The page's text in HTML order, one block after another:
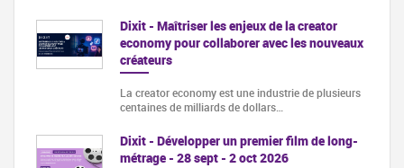
Dixit - Maîtriser les enjeux de la creator
economy pour collaborer avec les nouveaux
créateurs
La creator economy est une industrie de plusieurs
centaines de milliards de dollars…
Dixit - Développer un premier film de long-
métrage - 28 sept - 2 oct 2026